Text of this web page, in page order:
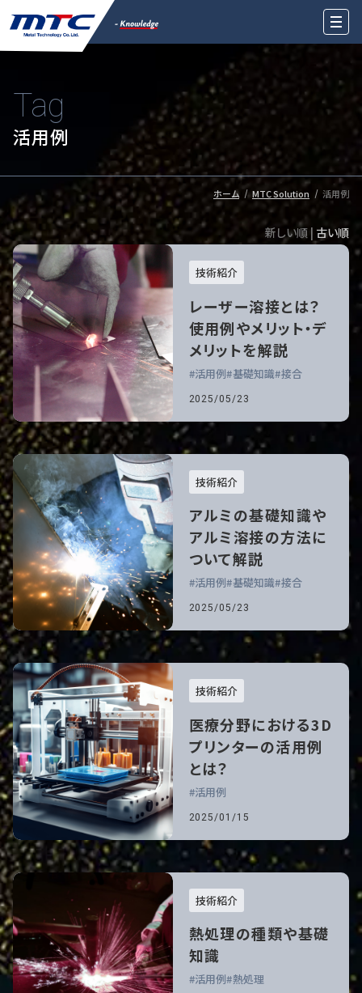
Tag
活用例
ホーム MTC Solution 活用例
新しい順 | 古い順
技術紹介
レーザー溶接とは？
使用例やメリット・デ
メリットを解説
活用例 基礎知識 接合
2025/05/23
技術紹介
アルミの基礎知識や
アルミ溶接の方法に
ついて解説
活用例 基礎知識 接合
2025/05/23
技術紹介
医療分野における3D
プリンターの活用例
とは？
活用例
2025/01/15
技術紹介
熱処理の種類や基礎
知識
活用例 熱処理